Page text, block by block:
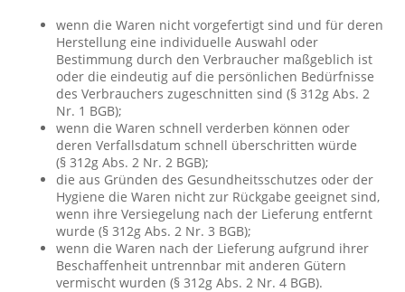
wenn die Waren nicht vorgefertigt sind und für deren
Herstellung eine individuelle Auswahl oder
Bestimmung durch den Verbraucher maßgeblich ist
oder die eindeutig auf die persönlichen Bedürfnisse
des Verbrauchers zugeschnitten sind (§ 312g Abs. 2
Nr. 1 BGB);
wenn die Waren schnell verderben können oder
deren Verfallsdatum schnell überschritten würde
(§ 312g Abs. 2 Nr. 2 BGB);
die aus Gründen des Gesundheitsschutzes oder der
Hygiene die Waren nicht zur Rückgabe geeignet sind,
wenn ihre Versiegelung nach der Lieferung entfernt
wurde (§ 312g Abs. 2 Nr. 3 BGB);
wenn die Waren nach der Lieferung aufgrund ihrer
Beschaffenheit untrennbar mit anderen Gütern
vermischt wurden (§ 312g Abs. 2 Nr. 4 BGB).